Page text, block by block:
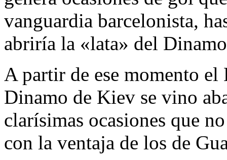
vanguardia barcelonista,
abriría la «lata» del
A partir de ese momento
Dinamo de Kiev se vino
clarísimas ocasiones que
con la ventaja de los de